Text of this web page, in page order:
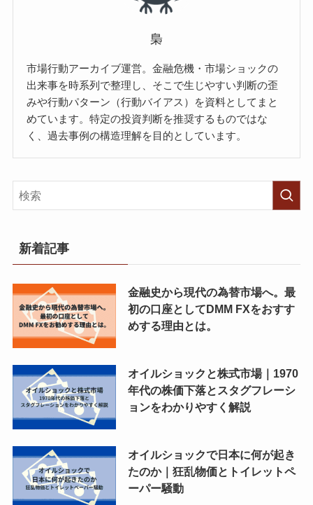
梟
市場行動アーカイブ運営。金融危機・市場ショックの
出来事を時系列で整理し、そこで生じやすい判断の歪
みや行動パターン（行動バイアス）を資料としてまと
めています。特定の投資判断を推奨するものではな
く、過去事例の構造理解を目的としています。
新着記事
金融史から現代の為替市場へ。最
初の口座としてDMM FXをおすす
めする理由とは。
オイルショックと株式市場｜1970
年代の株価下落とスタグフレーシ
ョンをわかりやすく解説
オイルショックで日本に何が起き
たのか｜狂乱物価とトイレットペ
ーパー騒動